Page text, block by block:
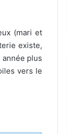
(mari et
existe,
plus
vers le